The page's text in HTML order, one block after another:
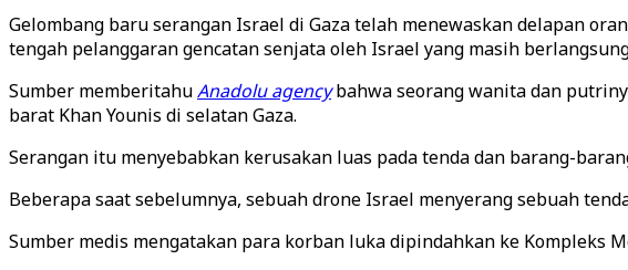
Gelombang baru serangan Israel di Gaza telah menewaskan delapan
tengah pelanggaran gencatan senjata oleh Israel yang masih
Sumber memberitahuAnadolu agencybahwa seorang wanita dan
barat Khan Younis di selatan Gaza.
Serangan itu menyebabkan kerusakan luas pada tenda dan barang-
Beberapa saat sebelumnya, sebuah drone Israel menyerang sebuah
Sumber medis mengatakan para korban luka dipindahkan ke Kompleks